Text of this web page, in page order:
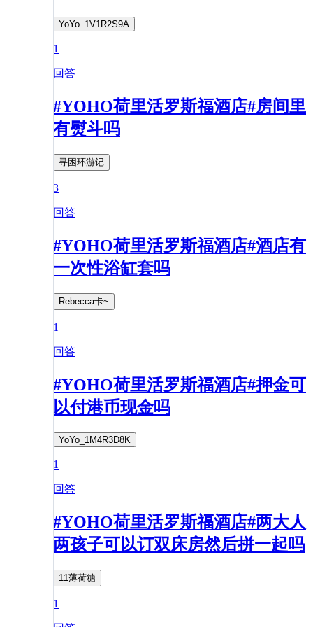
YoYo_1V1R2S9A
1
回答
#YOHO荷里活罗斯福酒店#房间里
有熨斗吗
寻困环游记
3
回答
#YOHO荷里活罗斯福酒店#酒店有
一次性浴缸套吗
Rebecca卡~
1
回答
#YOHO荷里活罗斯福酒店#押金可
以付港币现金吗
YoYo_1M4R3D8K
1
回答
#YOHO荷里活罗斯福酒店#两大人
两孩子可以订双床房然后拼一起吗
11薄荷糖
1